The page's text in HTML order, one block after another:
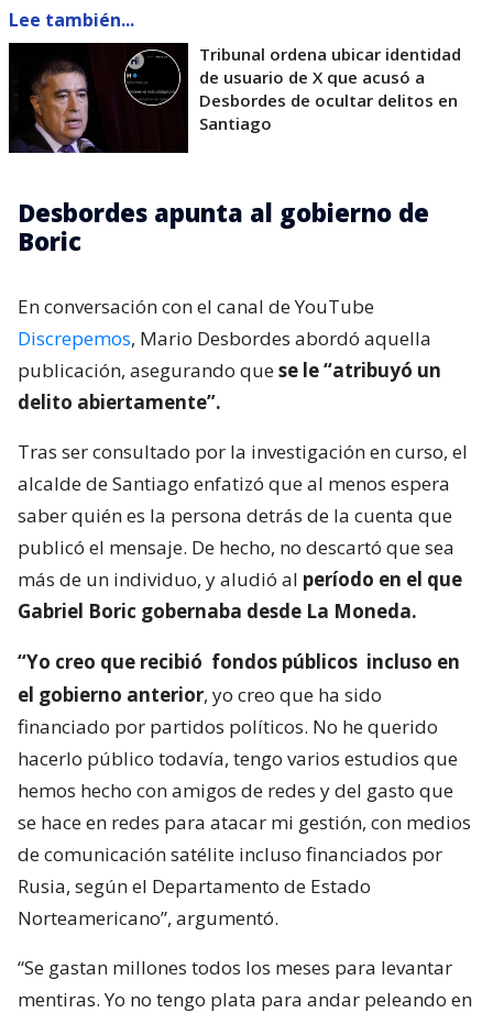
Lee también...
Tribunal ordena ubicar identidad
de usuario de X que acusó a
Desbordes de ocultar delitos en
Santiago
Desbordes apunta al gobierno de
Boric
En conversación con el canal de YouTube
Discrepemos, Mario Desbordes abordó aquella
publicación, asegurando quese le “atribuyó un
delito abiertamente”.
Tras ser consultado por la investigación en curso, el
alcalde de Santiago enfatizó que al menos espera
saber quién es la persona detrás de la cuenta que
publicó el mensaje. De hecho, no descartó que sea
más de un individuo, y aludió al período en el que
Gabriel Boric gobernaba desde La Moneda.
“Yo creo que recibió fondos públicos incluso en
el gobierno anterior, yo creo que ha sido
financiado por partidos políticos. No he querido
hacerlo público todavía, tengo varios estudios que
hemos hecho con amigos de redes y del gasto que
se hace en redes para atacar mi gestión, con medios
de comunicación satélite incluso financiados por
Rusia, según el Departamento de Estado
Norteamericano”, argumentó.
“Se gastan millones todos los meses para levantar
mentiras. Yo no tengo plata para andar peleando en